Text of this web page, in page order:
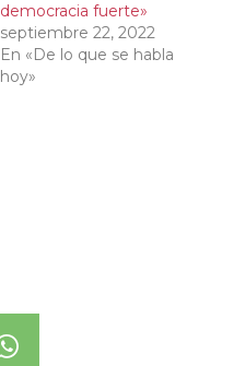
democracia fuerte»
septiembre 22, 2022
En «De lo que se habla
hoy»